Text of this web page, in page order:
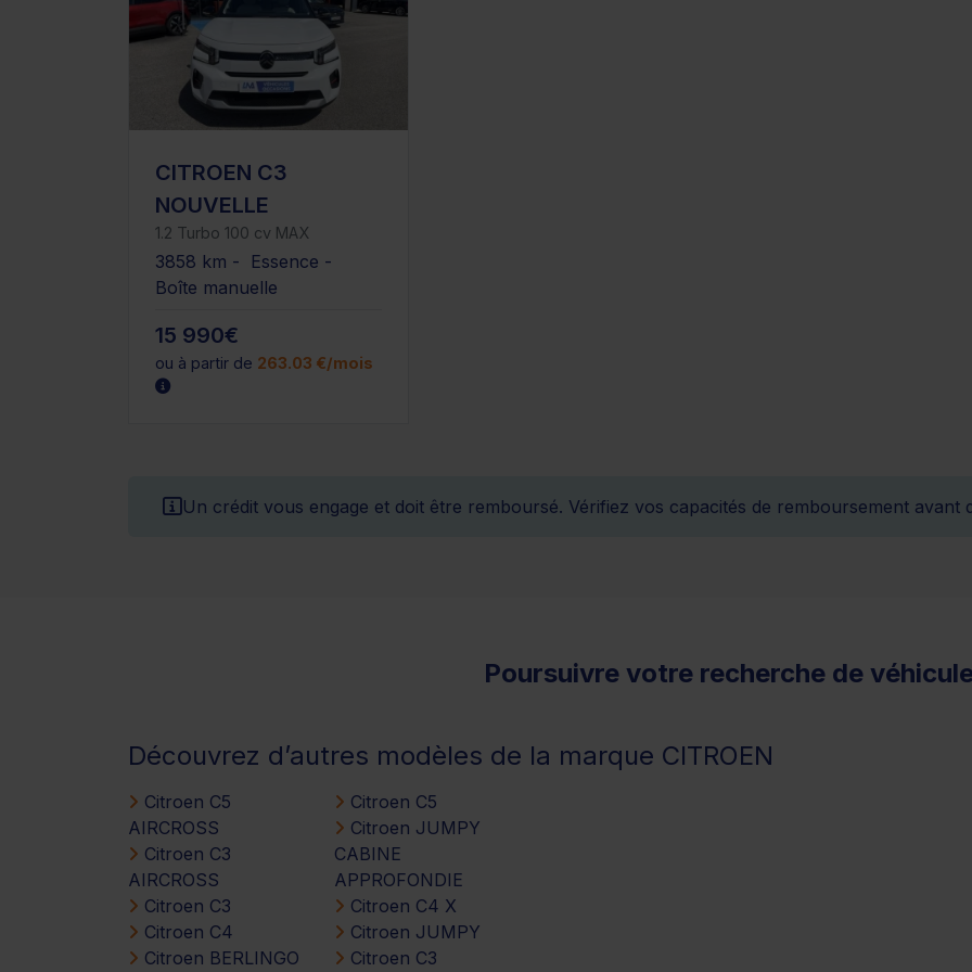
CITROEN C3
NOUVELLE
1.2 Turbo 100 cv MAX
3858 km - Essence -
Boîte manuelle
15 990€
ou à partir de 263.03 €/mois
Un crédit vous engage et doit être remboursé. Vérifiez vos capacités de remboursement avant
Poursuivre votre recherche de
Découvrez d’autres modèles de la marque CITROEN
Citroen C5
AIRCROSS
Citroen C3
AIRCROSS
Citroen C3
Citroen C4
Citroen BERLINGO
Citroen C5
Citroen JUMPY
CABINE
APPROFONDIE
Citroen C4 X
Citroen JUMPY
Citroen C3